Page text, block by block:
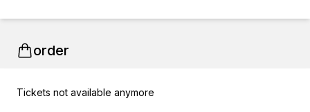
order
Tickets not available anymore